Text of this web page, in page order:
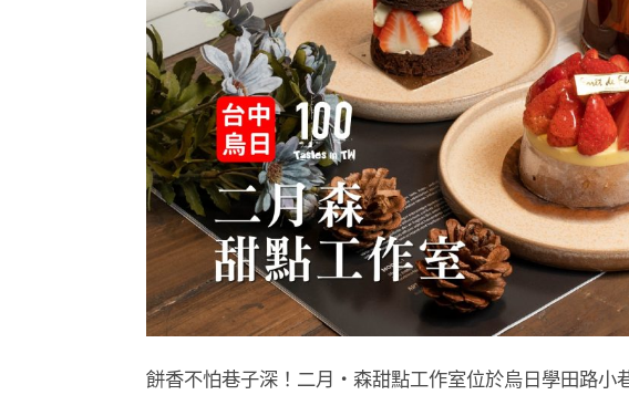
餅香不怕巷子深！二月・森甜點工作室位於烏日學田路小